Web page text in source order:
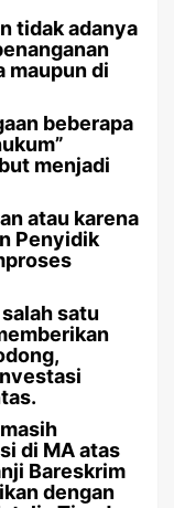
tidak adanya
maupun di
beberapa
menjadi
atau karena
Penyidik
satu
di MA atas
Bareskrim
dengan